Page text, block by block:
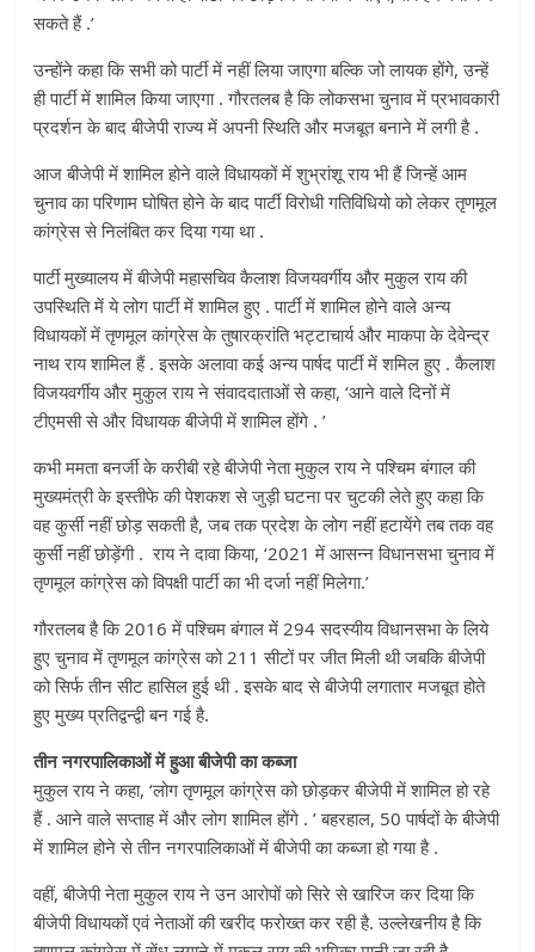
सकते हैं .’
उन्होंने कहा कि सभी को पार्टी में नहीं लिया जाएगा बल्कि जो लायक होंगे, उन्हें
ही पार्टी में शामिल किया जाएगा . गौरतलब है कि लोकसभा चुनाव में प्रभावकारी
प्रदर्शन के बाद बीजेपी राज्य में अपनी स्थिति और मजबूत बनाने में लगी है .
आज बीजेपी में शामिल होने वाले विधायकों में शुभ्रांशू राय भी हैं जिन्हें आम
चुनाव का परिणाम घोषित होने के बाद पार्टी विरोधी गतिविधियो को लेकर तृणमूल
कांग्रेस से निलंबित कर दिया गया था .
पार्टी मुख्यालय में बीजेपी महासचिव कैलाश विजयवर्गीय और मुकुल राय की
उपस्थिति में ये लोग पार्टी में शामिल हुए . पार्टी में शामिल होने वाले अन्य
विधायकों में तृणमूल कांग्रेस के तुषारक्रांति भट्टाचार्य और माकपा के देवेन्द्र
नाथ राय शामिल हैं . इसके अलावा कई अन्य पार्षद पार्टी में शमिल हुए . कैलाश
विजयवर्गीय और मुकुल राय ने संवाददाताओं से कहा, ‘आने वाले दिनों में
टीएमसी से और विधायक बीजेपी में शामिल होंगे . ’
कभी ममता बनर्जी के करीबी रहे बीजेपी नेता मुकुल राय ने पश्चिम बंगाल की
मुख्यमंत्री के इस्तीफे की पेशकश से जुड़ी घटना पर चुटकी लेते हुए कहा कि
वह कुर्सी नहीं छोड़ सकती है, जब तक प्रदेश के लोग नहीं हटायेंगे तब तक वह
कुर्सी नहीं छोड़ेंगी . राय ने दावा किया, ‘2021 में आसन्न विधानसभा चुनाव में
तृणमूल कांग्रेस को विपक्षी पार्टी का भी दर्जा नहीं मिलेगा.’
गौरतलब है कि 2016 में पश्चिम बंगाल में 294 सदस्यीय विधानसभा के लिये
हुए चुनाव में तृणमूल कांग्रेस को 211 सीटों पर जीत मिली थी जबकि बीजेपी
को सिर्फ तीन सीट हासिल हुई थी . इसके बाद से बीजेपी लगातार मजबूत होते
हुए मुख्य प्रतिद्वन्द्वी बन गई है.
तीन नगरपालिकाओं में हुआ बीजेपी का कब्जा
मुकुल राय ने कहा, ‘लोग तृणमूल कांग्रेस को छोड़कर बीजेपी में शामिल हो रहे
हैं . आने वाले सप्ताह में और लोग शामिल होंगे . ’ बहरहाल, 50 पार्षदों के बीजेपी
में शामिल होने से तीन नगरपालिकाओं में बीजेपी का कब्जा हो गया है .
वहीं, बीजेपी नेता मुकुल राय ने उन आरोपों को सिरे से खारिज कर दिया कि
बीजेपी विधायकों एवं नेताओं की खरीद फरोख्त कर रही है. उल्लेखनीय है कि